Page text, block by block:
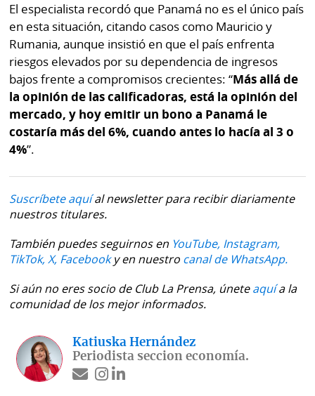
El especialista recordó que Panamá no es el único país
en esta situación, citando casos como Mauricio y
Rumania, aunque insistió en que el país enfrenta
riesgos elevados por su dependencia de ingresos
bajos frente a compromisos crecientes: “Más allá de
la opinión de las calificadoras, está la opinión del
mercado, y hoy emitir un bono a Panamá le
costaría más del 6%, cuando antes lo hacía al 3 o
4%”.
Suscríbete aquíal newsletter para recibir diariamente
nuestros titulares.
También puedes seguirnos en YouTube, Instagram,
TikTok, X, Facebooky en nuestro canal de WhatsApp.
Si aún no eres socio de Club La Prensa, úneteaquía la
comunidad de los mejor informados.
Katiuska Hernández
Periodista seccion economía.